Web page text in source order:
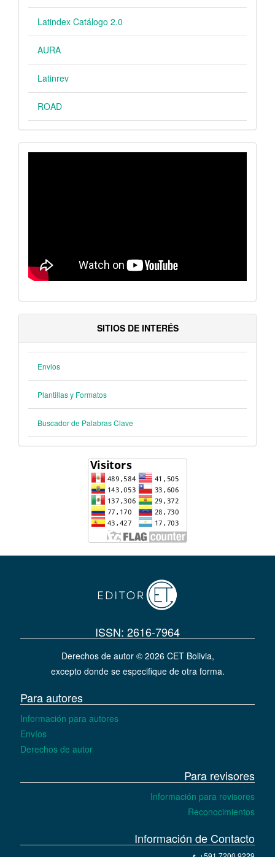
Latindex Catálogo 2.0
AURA
Latinrev
ROAD
VIDEO
SITIOS DE INTERÉS
Envios
Plantillas y Formatos
Buscador de Palabras Clave
ISSN: 2616-7964
Derechos de autor © 2026 CET Bolivia,
excepto donde se especifique de otra forma.
Para autores
Información para autores
Envíos
Derechos de autor
Para revisores
Información para revisores
Reconocimientos
Información de Contacto